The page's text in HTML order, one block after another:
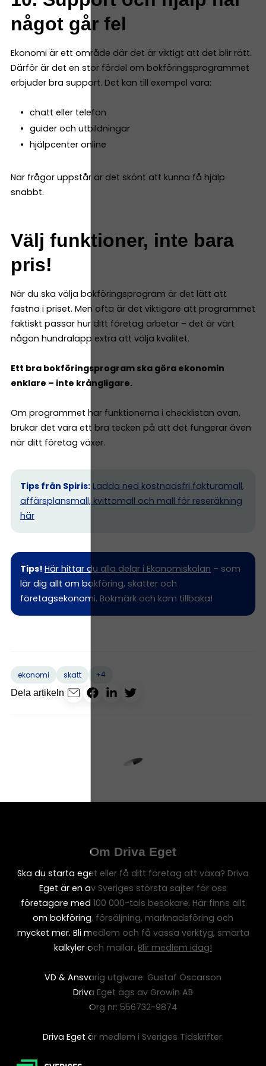
något går fel
Ekonomi är ett område där det är viktigt att det blir rätt.
Därför är det en stor fördel om bokföringsprogrammet
erbjuder bra support. Det kan till exempel vara:
chatt eller telefon
guider och utbildningar
hjälpcenter online
När frågor uppstår är det skönt att kunna få hjälp
snabbt.
Välj funktioner, inte bara
pris!
När du ska välja bokföringsprogram är det lätt att
fastna i priset. Men ofta är det viktigare att programmet
faktiskt passar hur ditt företag arbetar – det är värt
någon hundralapp extra att välja kvalitet.
Ett bra bokföringsprogram ska göra ekonomin
enklare – inte krångligare.
Om programmet har funktionerna i checklistan ovan,
brukar det vara ett bra tecken på att det fungerar även
när ditt företag växer.
Tips från Spiris: Ladda ned kostnadsfri fakturamall,
affärsplansmall, kvittomall och mall för reseräkning
här
Tips! Här hittar du alla delar i Ekonomiskolan – som
lär dig allt om bokföring, skatter och
företagsekonomi. Bokmärk och kom tillbaka!
ekonomi skatt
+4
Dela artikeln
Om Driva Eget
Ska du starta eget eller få ditt företag att växa? Driva
Eget är en av Sveriges största sajter för oss
företagare med 100 000-tals besökare. Här finns allt
om bokföring, försäljning, marknadsföring och
mycket mer. Bli medlem och få vassa verktyg, smarta
kalkyler och mallar. Blir medlem idag!
VD & Ansvarig utgivare: Gustaf Oscarson
Driva Eget ägs av Growin AB
Org nr: 556732-9874
Driva Eget är medlem i Sveriges Tidskrifter.